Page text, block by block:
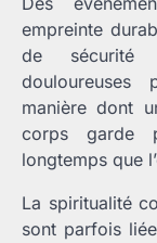
empreinte
de sécurité
douloureuses
manière dont
corps garde
longtemps que
La spiritualité
sont parfois